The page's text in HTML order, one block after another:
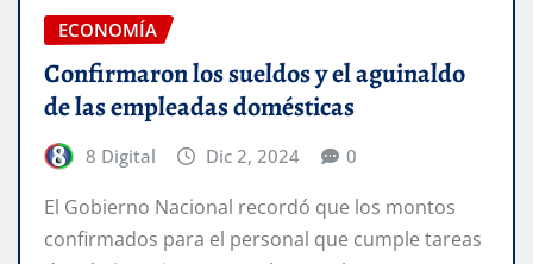
ECONOMÍA
Confirmaron los sueldos y el aguinaldo
de las empleadas domésticas
8 Digital Dic 2, 2024 0
El Gobierno Nacional recordó que los montos
confirmados para el personal que cumple tareas